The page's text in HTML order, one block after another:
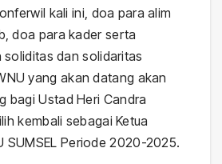
kali ini, doa para alim
doa para kader serta
soliditas dan solidaritas
yang akan datang akan
bagi Ustad Heri Candra
kembali sebagai Ketua
SUMSEL Periode 2020-2025.